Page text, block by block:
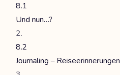
8.1
Und nun…?
8.2
Journaling – Reiseerinnerungen